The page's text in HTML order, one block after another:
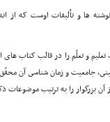
ها و تألیفات اوست که از
تعلیم و تعلّم را در قالب کتاب
جامعیت و زمان شناسى آن
آن بزرگوار را به ترتیب موضوعات